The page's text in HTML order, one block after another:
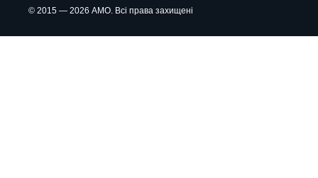
© 2015 — 2026 АМО. Всі права захищені